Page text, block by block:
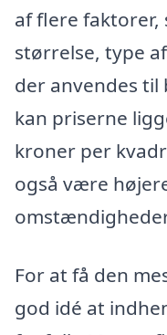
af flere faktorer,
størrelse, type
der anvendes til
kan priserne
kroner per
også være
For at få den
god idé at